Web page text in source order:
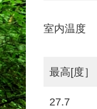
室内温度
最高[度］
27.7